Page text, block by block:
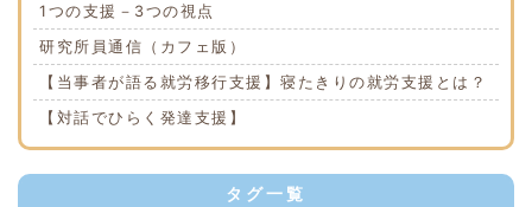
1つの支援－3つの視点
研究所員通信（カフェ版）
【当事者が語る就労移行支援】寝たきりの就労支援とは？
【対話でひらく発達支援】
タグ一覧